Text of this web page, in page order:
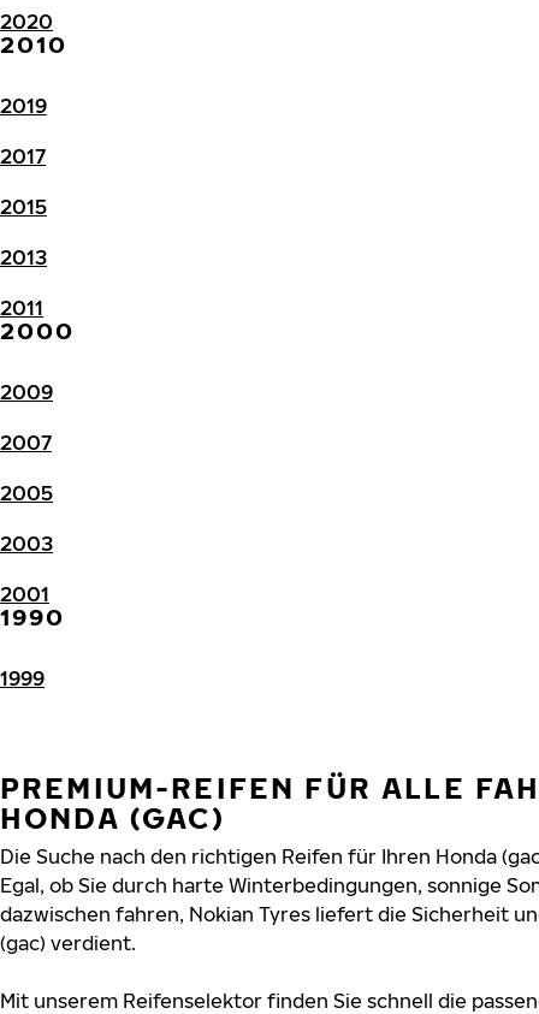
2020
2010
2019
2017
2015
2013
2011
2000
2009
2007
2005
2003
2001
1990
1999
PREMIUM-REIFEN FÜR ALLE
HONDA (GAC)
Die Suche nach den richtigen Reifen für Ihren Honda
Egal, ob Sie durch harte Winterbedingungen, sonnige
dazwischen fahren, Nokian Tyres liefert die Sicherheit
(gac) verdient.
Mit unserem Reifenselektor finden Sie schnell die